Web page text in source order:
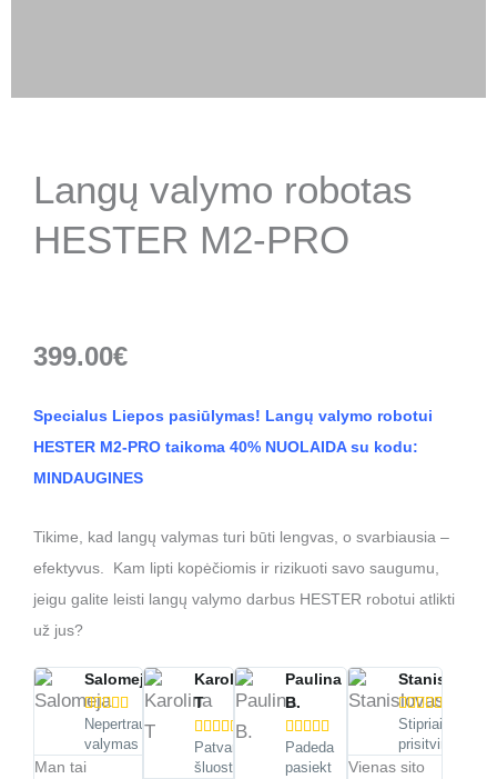
Langų valymo robotas
HESTER M2-PRO
399.00€
Specialus Liepos pasiūlymas! Langų valymo robotui
HESTER M2-PRO taikoma 40% NUOLAIDA su kodu:
MINDAUGINES
Tikime, kad langų valymas turi būti lengvas, o svarbiausia –
efektyvus. Kam lipti kopėčiomis ir rizikuoti savo saugumu,
jeigu galite leisti langų valymo darbus HESTER robotui atlikti
už jus?
Salomeja
 
Nepertraukiamas
valymas
Man tai
Karolina
T
    
Patvarios
šluostės
Paulina
B.
    
Padeda
pasiekt
Stanislovas

Stipriai
prisitvirtina
Vienas sito